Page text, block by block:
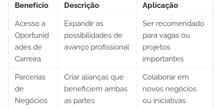
Benefício Descrição
Aplicação
Acesso a
Oportunid
ades de
Carreira
Expandir as
possibilidades de
avanço profissional
Ser recomendado
para vagas ou
projetos
importantes
Parcerias
de
Negócios
Criar alianças que
beneficiem ambas
as partes
Colaborar em
novos negócios
ou iniciativas